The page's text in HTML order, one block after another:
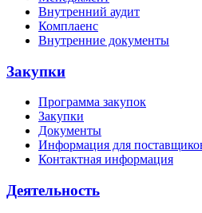
Внутренний аудит
Комплаенс
Внутренние документы
Закупки
Программа закупок
Закупки
Документы
Информация для
Контактная информация
Деятельность